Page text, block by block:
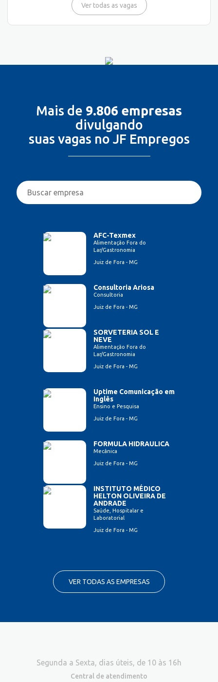
Ver todas as vagas
Mais de 9.806 empresas
divulgando
suas vagas no JF Empregos
AFC-Texmex
Alimentação Fora do
Lar/Gastronomia
Juiz de Fora - MG
Consultoria Ariosa
Consultoria
Juiz de Fora - MG
SORVETERIA SOL E
NEVE
Alimentação Fora do
Lar/Gastronomia
Juiz de Fora - MG
Uptime Comunicação em
Inglês
Ensino e Pesquisa
Juiz de Fora - MG
FORMULA HIDRAULICA
Mecânica
Juiz de Fora - MG
INSTITUTO MÉDICO
HELTON OLIVEIRA DE
ANDRADE
Saúde, Hospitalar e
Laboratorial
Juiz de Fora - MG
VER TODAS AS EMPRESAS
Segunda a Sexta, dias úteis, de 10 às 16h
Central de atendimento